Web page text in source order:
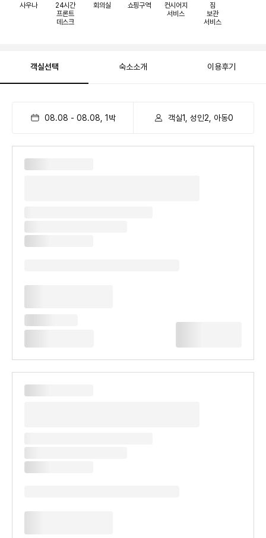
사우나
24시간
프론트
데스크
회의실 쇼핑구역
컨시어지
서비스
짐
보관
서비스
객실선택 숙소소개 이용후기
08.08 - 08.08 1 박 객실1, 성인2, 아동0